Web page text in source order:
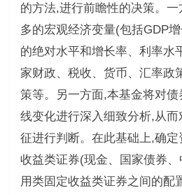
的方法,进行前瞻性的决策。
多的宏观经济变量(包括GDP
的绝对水平和增长率、利率水
家财政、税收、货币、汇率政
策等。另一方面,本基金将对
线变化进行深入细致分析,从
征进行判断。在此基础上,确
收益类证券(现金、国家债券
用类固定收益类证券之间的配